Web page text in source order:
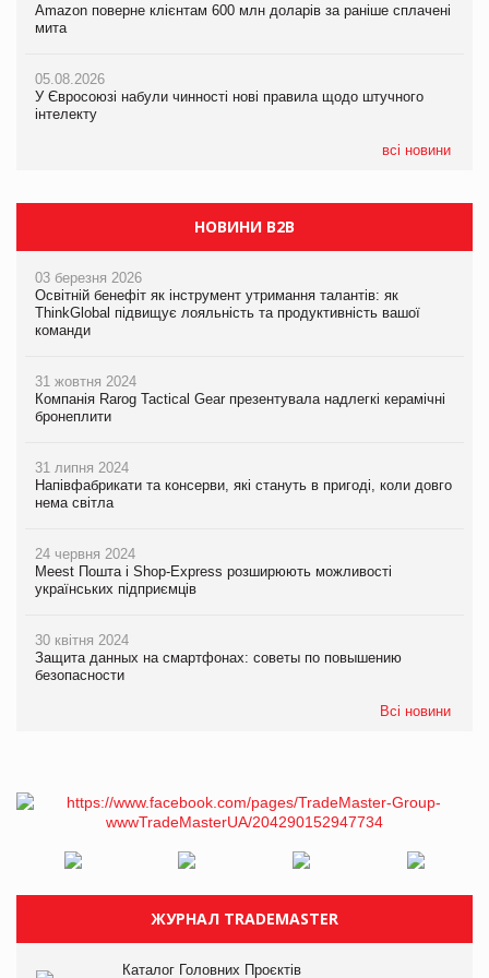
Amazon поверне клієнтам 600 млн доларів за раніше сплачені
мита
05.08.2026
У Євросоюзі набули чинності нові правила щодо штучного
інтелекту
всі новини
05.08.2026
Смачне поповнення дитячого меню: у VARUS з’явилися
05.08.2026
Сергій Лісунов про заморожені хлібобулочні вироби на
У Євросоюзі набули чинності нові правила щодо штучного
інтелекту
05.08.2026
Рекламна платформа вимагає від Google компенсацію за
втрату 6,9 трлн рекламних показів
НОВИНИ B2B
03 березня 2026
Освітній бенефіт як інструмент утримання талантів: як
ThinkGlobal підвищує лояльність та продуктивність вашої
команди
31 жовтня 2024
Компанія Rarog Tactical Gear презентувала надлегкі керамічні
бронеплити
31 липня 2024
Напівфабрикати та консерви, які стануть в пригоді, коли довго
нема світла
24 червня 2024
Meest Пошта і Shop-Express розширюють можливості
українських підприємців
30 квітня 2024
Защита данных на смартфонах: советы по повышению
безопасности
Всі новини
ЖУРНАЛ TRADEMASTER
Каталог Головних Проєктів